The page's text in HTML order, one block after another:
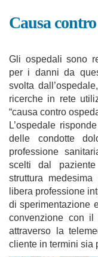
Causa
Gli ospedali sono
per i danni da
svolta
ricerche in rete
“causa contro
L’ospedale
delle condotte
professione
scelti dal
struttura
libera professione
di sperimentazione
convenzione con il
attraverso la
cliente in termini sia